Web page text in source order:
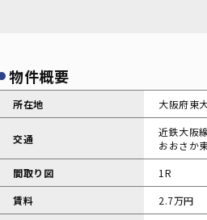
物件概要
所在地 大阪府東
交通
近鉄大阪
おおさか
間取り図
1R
賃料
2.7万円